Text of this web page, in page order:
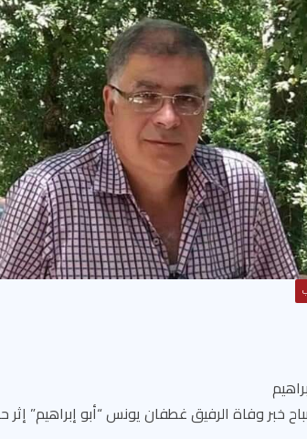
خبر وفاة الرفيق غطفان يونس “أبو إبراهيم”